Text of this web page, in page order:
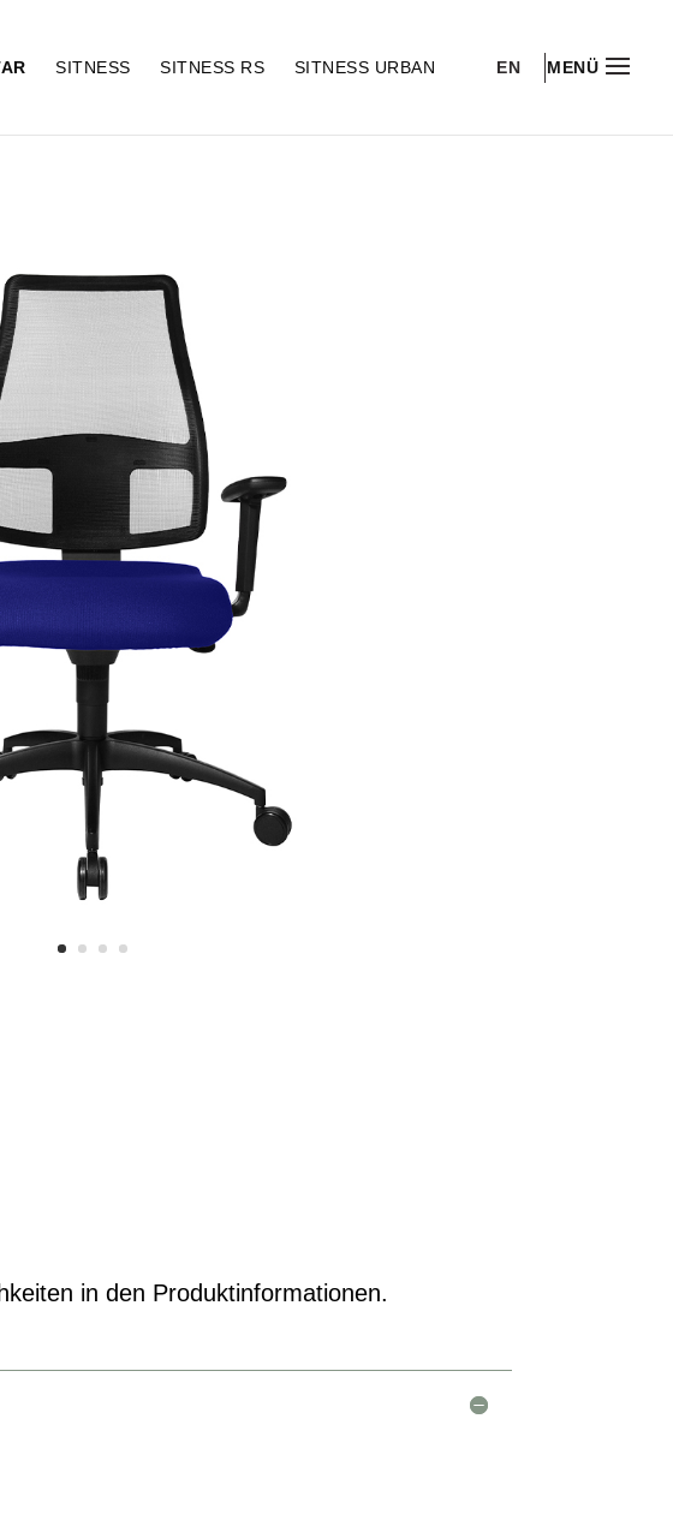
SITNESS SITNESS RS SITNESS URBAN EN MENÜ
in den Produktinformationen.